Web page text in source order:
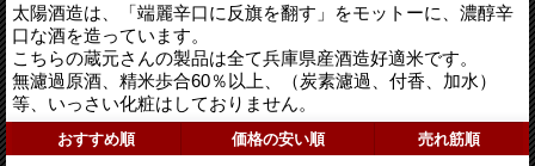
太陽酒造は、「端麗辛口に反旗を翻す」をモットーに、濃醇辛
口な酒を造っています。
こちらの蔵元さんの製品は全て兵庫県産酒造好適米です。
無濾過原酒、精米歩合60％以上、（炭素濾過、付香、加水）
等、いっさい化粧はしておりません。
おすすめ順 価格の安い順 売れ筋順